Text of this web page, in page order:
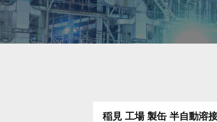
稲見 工場 製缶 半自動溶